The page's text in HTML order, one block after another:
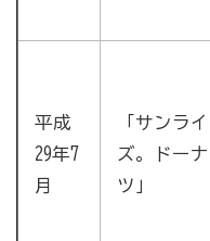
平成
29年7
月
「サンライ
ズ。ドーナ
ツ」